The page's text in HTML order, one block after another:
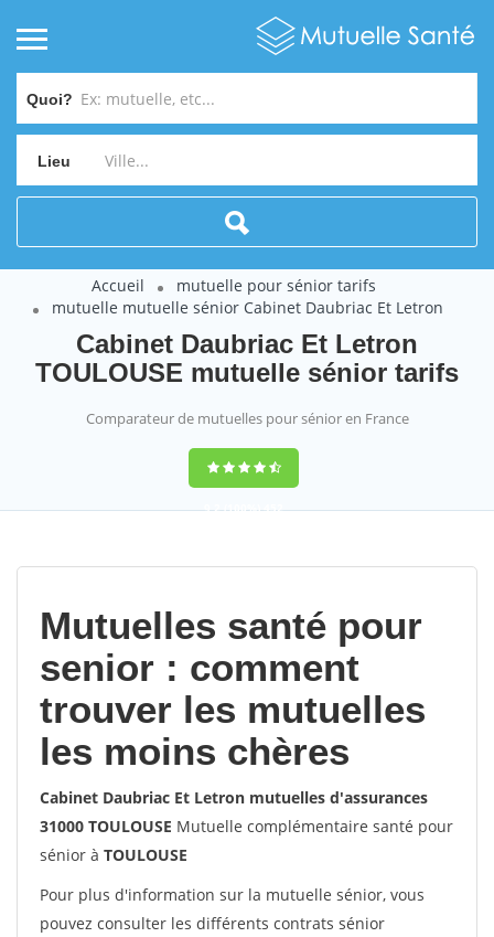
Quoi?
Lieu
Accueil
mutuelle pour sénior tarifs
mutuelle mutuelle sénior Cabinet Daubriac Et Letron
Cabinet Daubriac Et Letron
TOULOUSE mutuelle sénior tarifs
Comparateur de mutuelles pour sénior en France
9,2(100%)452
Mutuelles santé pour
senior : comment
trouver les mutuelles
les moins chères
Cabinet Daubriac Et Letron mutuelles d'assurances
31000 TOULOUSE Mutuelle complémentaire santé pour
sénior à TOULOUSE
Pour plus d'information sur la mutuelle sénior, vous
pouvez consulter les différents contrats sénior